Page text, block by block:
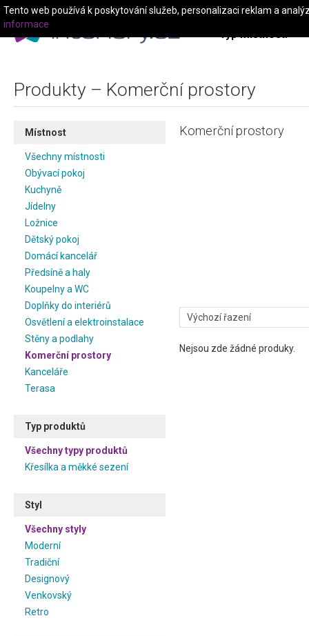
Typ místnosti
Produkty – Komerční prostory
Místnost
Všechny místnosti
Obývací pokoj
Kuchyně
Jídelny
Ložnice
Dětský pokoj
Domácí kancelář
Předsíně a haly
Koupelny a WC
Doplňky do interiérů
Osvětlení a elektroinstalace
Stěny a podlahy
Komerční prostory
Kanceláře
Terasa
Typ produktů
Všechny typy produktů
Křesílka a měkké sezení
Styl
Všechny styly
Moderní
Tradiční
Designový
Venkovský
Retro
Komerční prostory
Nejsou zde žádné produky.
Tento web používá k poskytování služeb, personalizaci reklam a
informace